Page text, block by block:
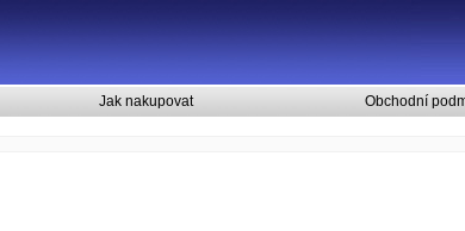
Jak nakupovat Obchodní